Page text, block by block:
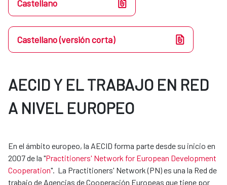
Castellano
Castellano (versión corta)
AECID Y EL TRABAJO EN RED
A NIVEL EUROPEO
En el ámbito europeo, la AECID forma parte desde su inicio en
2007 de la "Practitioners' Network for European Development
Cooperation". La Practitioners' Network (PN) es una la Red de
trabajo de Agencias de Cooperación Europeas que tiene por